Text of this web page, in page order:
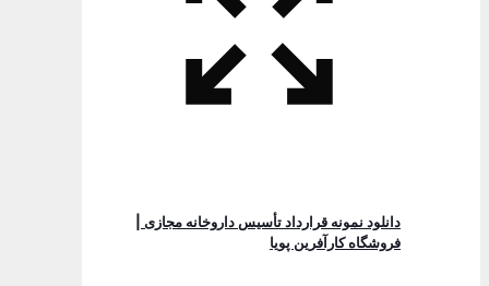
دانلود نمونه قرارداد تأسیس داروخانه مجازی |
فروشگاه کارآفرین پویا